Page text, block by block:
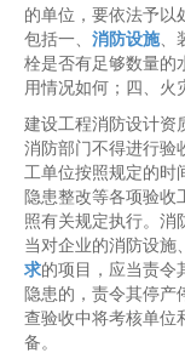
的单位，要依法予以
包括一、 消防设施、
栓是否有足够数量的
用情况如何；四、火
建设工程消防设计资
消防部门不得进行验
工单位按照规定的时
隐患整改等各项验收
照有关规定执行。消
当对企业的消防设施
求的项目，应当责令
隐患的，责令其停产
查验收中将考核单位
备。